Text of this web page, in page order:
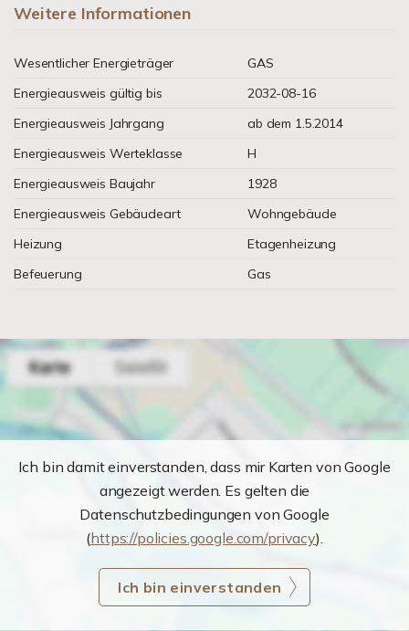
Weitere Informationen
Wesentlicher Energieträger
GAS
Energieausweis gültig bis
2032-08-16
Energieausweis Jahrgang
ab dem 1.5.2014
Energieausweis Werteklasse
H
Energieausweis Baujahr
1928
Energieausweis Gebäudeart
Wohngebäude
Heizung
Etagenheizung
Befeuerung
Gas
Ich bin damit einverstanden, dass mir Karten von Google
angezeigt werden. Es gelten die
Datenschutzbedingungen von Google
(https://policies.google.com/privacy).
Ich bin einverstanden